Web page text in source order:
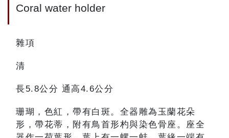
Coral water holder
雜項
清
長5.8公分 通高4.6公分
珊瑚，色紅，帶有白斑。全器雕為玉蘭花朵
形，帶花蒂，附有鳥首形杓與染色骨座。座全